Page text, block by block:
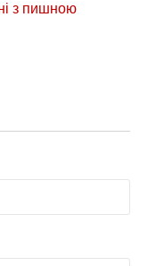
з пишною